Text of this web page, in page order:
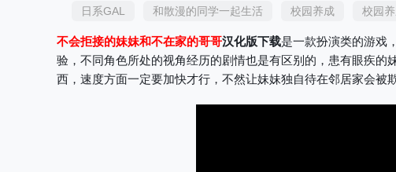
日系GAL 和散漫的同学一起生活 校园养成 校园
不会拒接的妹妹和不在家的哥哥汉化版下载是一款扮演类的游戏
验，不同角色所处的视角经历的剧情也是有区别的，患有眼疾
西，速度方面一定要加快才行，不然让妹妹独自待在邻居家会被欺